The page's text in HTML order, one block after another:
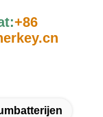
+86